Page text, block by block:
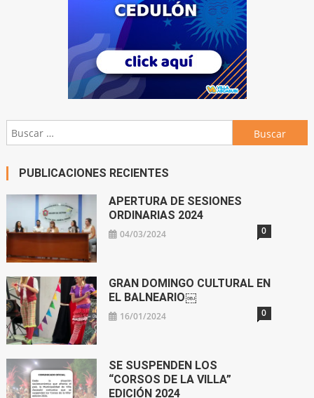
Buscar:
PUBLICACIONES RECIENTES
APERTURA DE SESIONES
ORDINARIAS 2024
04/03/2024 0
GRAN DOMINGO CULTURAL EN
EL BALNEARIO￼
16/01/2024 0
SE SUSPENDEN LOS
“CORSOS DE LA VILLA”
EDICIÓN 2024